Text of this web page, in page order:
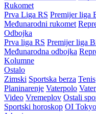
Rukomet
Prva Liga RS Premijer liga
Međunarodni rukomet
Odbojka
Prva liga RS Premijer liga
Međunarodna odbojka
Kolumne
Ostalo
Zimski Sportska berza Tenis
Planinarenje Vaterpolo
Video Vremeplov Ostali
Sportski horoskop OI